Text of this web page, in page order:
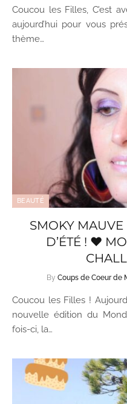
Coucou les Filles, C’est
aujourd’hui pour vous
thème…
BEAUTÉ
SMOKY MAUVE
D’ÉTÉ ! ♥
By Coups de Coeur de
Coucou les Filles !
nouvelle édition du
fois-ci, la…